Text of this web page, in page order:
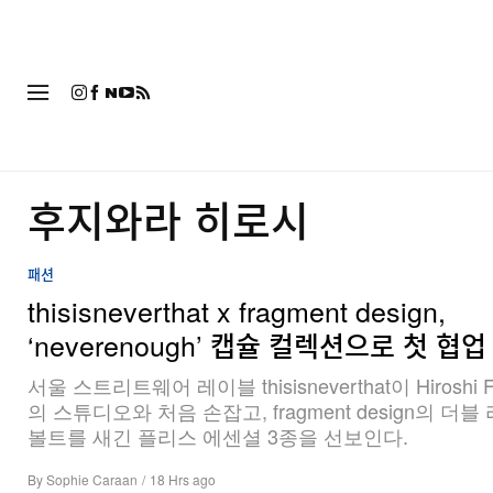
후지와라 히로시
패션
thisisneverthat x fragment design,
‘neverenough’ 캡슐 컬렉션으로 첫 협업
서울 스트리트웨어 레이블 thisisneverthat이 Hiroshi
의 스튜디오와 처음 손잡고, fragment design의 더블
볼트를 새긴 플리스 에센셜 3종을 선보인다.
BySophie Caraan / 18 Hrs ago